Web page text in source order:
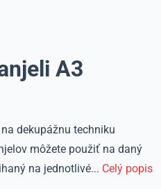
A3
dekupážnu techniku
môžete použiť na daný
na jednotlivé... Celý popis